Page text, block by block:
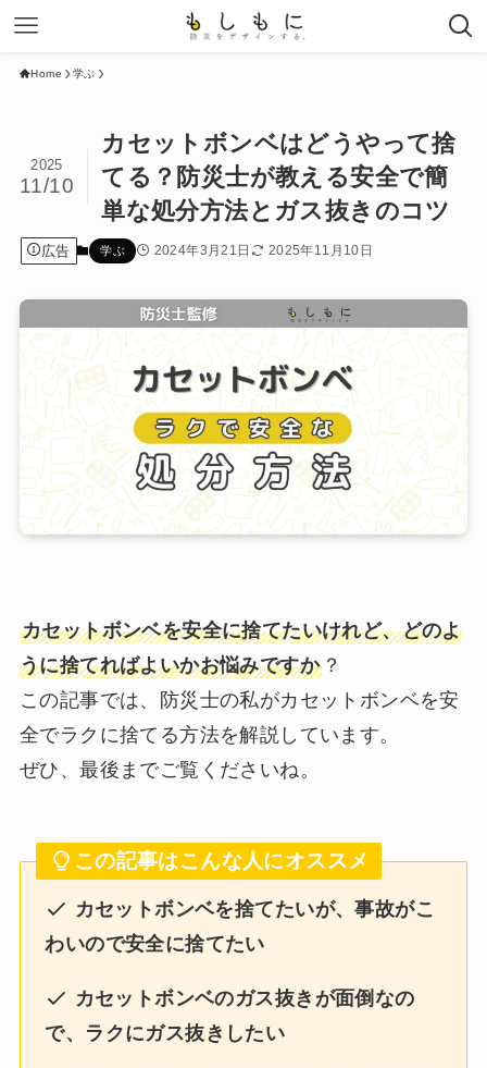
Home 学ぶ
カセットボンベはどうやって捨
てる？防災士が教える安全で簡
単な処分方法とガス抜きのコツ
2025
11/10
広告 学ぶ 2024年3月21日 2025年11月10日
カセットボンベを安全に捨てたいけれど、どのよ
うに捨てればよいかお悩みですか？
この記事では、防災士の私がカセットボンベを安
全でラクに捨てる方法を解説しています。
ぜひ、最後までご覧くださいね。
この記事はこんな人にオススメ
カセットボンベを捨てたいが、事故がこ
わいので安全に捨てたい
カセットボンベのガス抜きが面倒なの
で、ラクにガス抜きしたい